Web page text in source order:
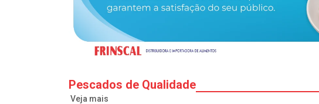
Pescados de Qualidade
Veja mais